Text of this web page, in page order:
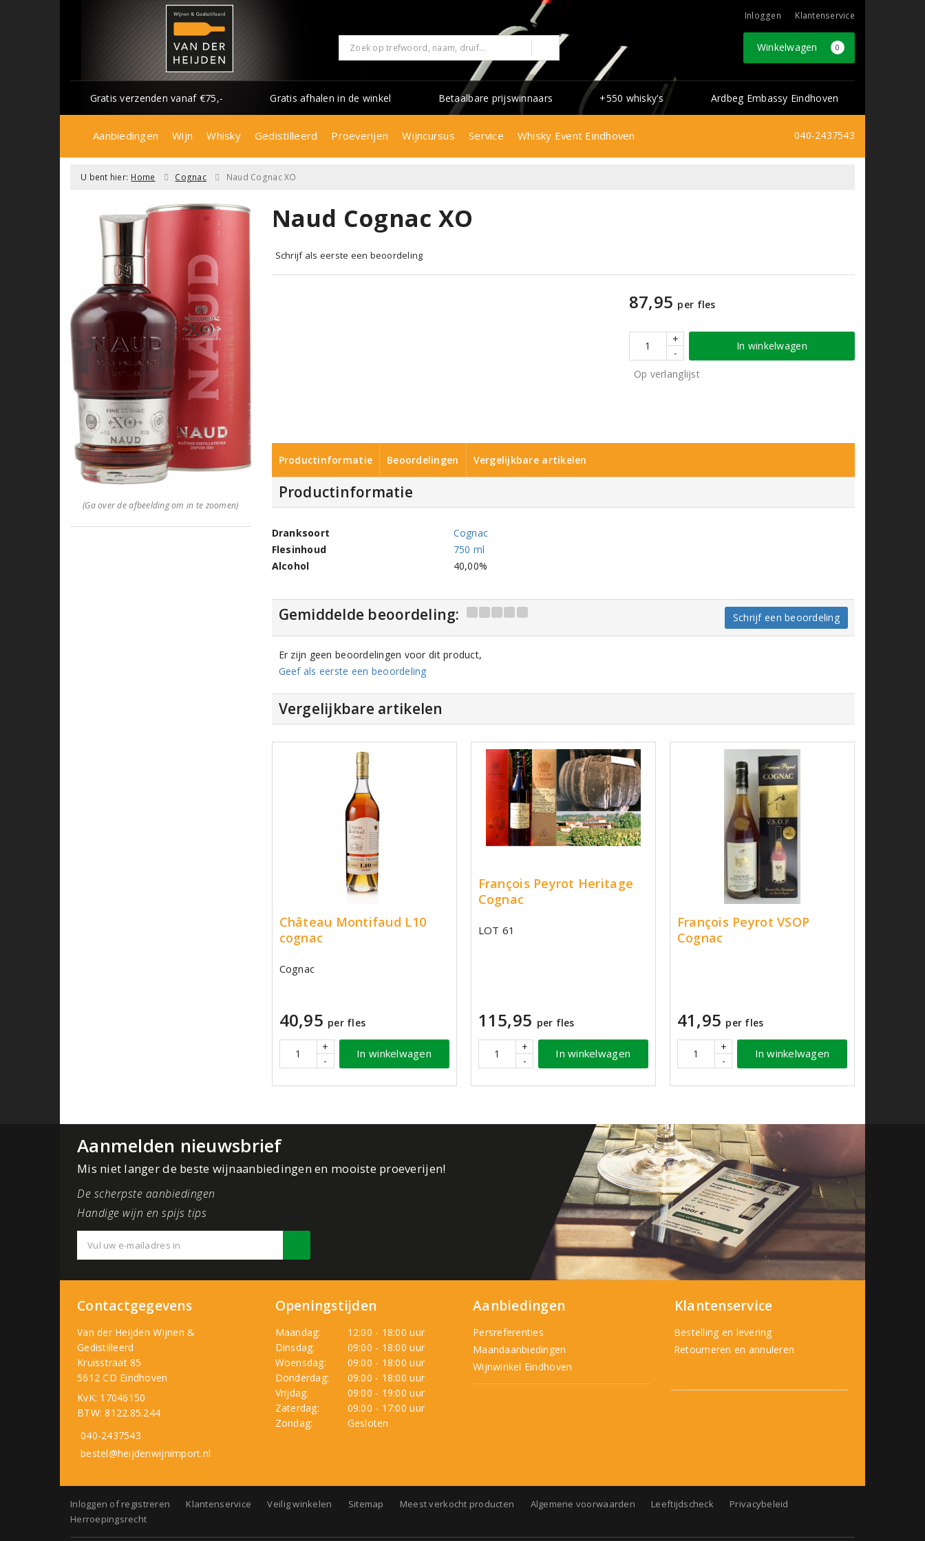
Inloggen Klantenservice
Winkelwagen 0
Gratis verzenden vanaf €75,- Gratis afhalen in de winkel Betaalbare prijswinnaars +550 whisky's Ardbeg Embassy Eindhoven
Aanbiedingen Wijn Whisky Gedistilleerd Proeverijen Wijncursus Service Whisky Event Eindhoven 040-2437543
U bent hier: Home Cognac Naud Cognac XO
(Ga over de afbeelding om in te zoomen)
Naud Cognac XO
Schrijf als eerste een beoordeling
87,95 per fles
+
-
In winkelwagen
Op verlanglijst
Productinformatie Beoordelingen Vergelijkbare artikelen
Productinformatie
Dranksoort
Cognac
Flesinhoud
750 ml
Alcohol
40,00%
Gemiddelde beoordeling: Schrijf een beoordeling
Er zijn geen beoordelingen voor dit product,
Geef als eerste een beoordeling
Vergelijkbare artikelen
Château Montifaud L10
cognac
Cognac
40,95 per fles
+
-
In winkelwagen
François Peyrot Heritage
Cognac
LOT 61
115,95 per fles
+
-
In winkelwagen
François Peyrot VSOP
Cognac
41,95 per fles
+
-
In winkelwagen
Aanmelden nieuwsbrief
Mis niet langer de beste wijnaanbiedingen en mooiste proeverijen!
De scherpste aanbiedingen
Handige wijn en spijs tips
Contactgegevens
Van der Heijden Wijnen &
Gedistilleerd
Kruisstraat 85
5612 CD Eindhoven
KvK: 17046150
BTW: 8122.85.244
040-2437543
bestel@heijdenwijnimport.nl
Openingstijden
Maandag:
12:00 - 18:00 uur
Dinsdag:
09:00 - 18:00 uur
Woensdag:
09:00 - 18:00 uur
Donderdag:
09:00 - 18:00 uur
Vrijdag:
09:00 - 19:00 uur
Zaterdag:
09:00 - 17:00 uur
Zondag:
Gesloten
Aanbiedingen
Persreferenties
Maandaanbiedingen
Wijnwinkel Eindhoven
Klantenservice
Bestelling en levering
Retourneren en annuleren
Inloggen of registreren Klantenservice Veilig winkelen Sitemap Meest verkocht producten Algemene voorwaarden Leeftijdscheck
Privacybeleid
Herroepingsrecht